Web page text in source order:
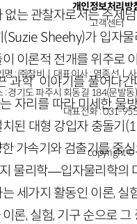
없는 관찰자로서는 주제
(Suzie Sheehy)가 입자
이론적 전개를 위주로
과학’ 이야기를 풀어나
자리를 따라 미세한 물
된 대형 강입자 충돌기
가속기와 검출기를 중
물리학—입자물리학의
세가지 활동인 이론, 실
론, 실험, 기구 순으로
개인정보처리방
고객센터
명 : ㈜창비ㅣ대표이사 : 염종선
: 경기도 파주시 회동길 184(문발
대표전화 : 031-
copyright ©